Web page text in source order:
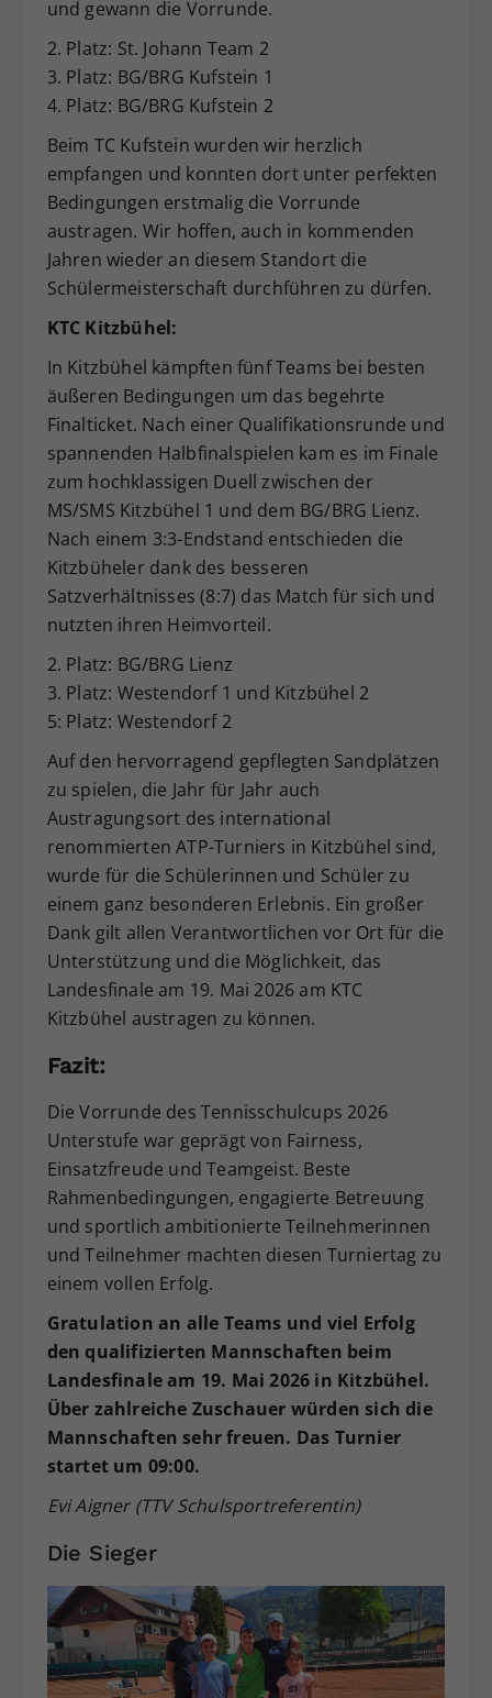
und gewann die Vorrunde.
2. Platz: St. Johann Team 2
3. Platz: BG/BRG Kufstein 1
4. Platz: BG/BRG Kufstein 2
Beim TC Kufstein wurden wir herzlich
empfangen und konnten dort unter perfekten
Bedingungen erstmalig die Vorrunde
austragen. Wir hoffen, auch in kommenden
Jahren wieder an diesem Standort die
Schülermeisterschaft durchführen zu dürfen.
KTC Kitzbühel:
In Kitzbühel kämpften fünf Teams bei besten
äußeren Bedingungen um das begehrte
Finalticket. Nach einer Qualifikationsrunde und
spannenden Halbfinalspielen kam es im Finale
zum hochklassigen Duell zwischen der
MS/SMS Kitzbühel 1 und dem BG/BRG Lienz.
Nach einem 3:3-Endstand entschieden die
Kitzbüheler dank des besseren
Satzverhältnisses (8:7) das Match für sich und
nutzten ihren Heimvorteil.
2. Platz: BG/BRG Lienz
3. Platz: Westendorf 1 und Kitzbühel 2
5: Platz: Westendorf 2
Auf den hervorragend gepflegten Sandplätzen
zu spielen, die Jahr für Jahr auch
Austragungsort des international
renommierten ATP-Turniers in Kitzbühel sind,
wurde für die Schülerinnen und Schüler zu
einem ganz besonderen Erlebnis. Ein großer
Dank gilt allen Verantwortlichen vor Ort für die
Unterstützung und die Möglichkeit, das
Landesfinale am 19. Mai 2026 am KTC
Kitzbühel austragen zu können.
Fazit:
Die Vorrunde des Tennisschulcups 2026
Unterstufe war geprägt von Fairness,
Einsatzfreude und Teamgeist. Beste
Rahmenbedingungen, engagierte Betreuung
und sportlich ambitionierte Teilnehmerinnen
und Teilnehmer machten diesen Turniertag zu
einem vollen Erfolg.
Gratulation an alle Teams und viel Erfolg
den qualifizierten Mannschaften beim
Landesfinale am 19. Mai 2026 in Kitzbühel.
Über zahlreiche Zuschauer würden sich die
Mannschaften sehr freuen. Das Turnier
startet um 09:00.
Evi Aigner (TTV Schulsportreferentin)
Die Sieger